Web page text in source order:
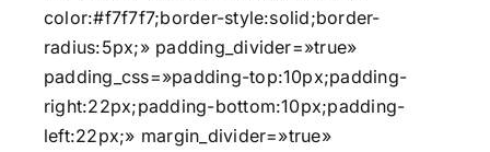
color:#f7f7f7;border-style:solid;border-
radius:5px;» padding_divider=»true»
padding_css=»padding-top:10px;padding-
right:22px;padding-bottom:10px;padding-
left:22px;» margin_divider=»true»